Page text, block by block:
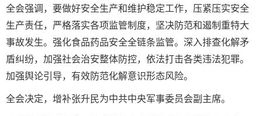
全会强调，要做好安全生产和维护稳定工作，压紧压实安全
生产责任，严格落实各项监管制度，坚决防范和遏制重特大
事故发生。强化食品药品安全全链条监管。深入排查化解矛
盾纠纷，加强社会治安整体防控，依法打击各类违法犯罪。
加强舆论引导，有效防范化解意识形态风险。
全会决定，增补张升民为中共中央军事委员会副主席。